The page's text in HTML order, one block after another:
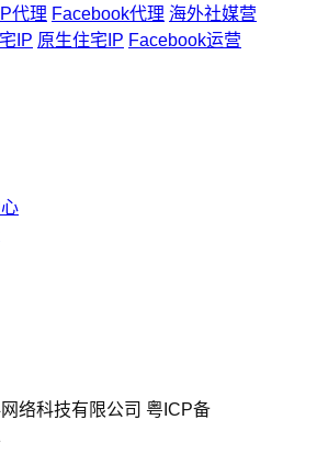
代理 Facebook代理 海外社媒营
IP 原生住宅IP Facebook运营
络科技有限公司 粤ICP备